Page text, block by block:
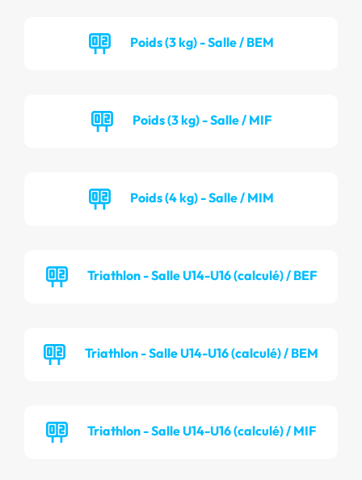
Poids (3 kg) - Salle / BEM
Poids (3 kg) - Salle / MIF
Poids (4 kg) - Salle / MIM
Triathlon - Salle U14-U16 (calculé) / BEF
Triathlon - Salle U14-U16 (calculé) / BEM
Triathlon - Salle U14-U16 (calculé) / MIF